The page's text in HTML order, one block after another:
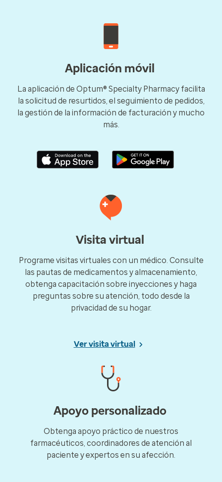
Aplicación móvil
La aplicación de Optum® Specialty Pharmacy facilita
la solicitud de resurtidos, el seguimiento de pedidos,
la gestión de la información de facturación y mucho
más.
Visita virtual
Programe visitas virtuales con un médico. Consulte
las pautas de medicamentos y almacenamiento,
obtenga capacitación sobre inyecciones y haga
preguntas sobre su atención, todo desde la
privacidad de su hogar.
Ver visita virtual
Apoyo personalizado
Obtenga apoyo práctico de nuestros
farmacéuticos, coordinadores de atención al
paciente y expertos en su afección.